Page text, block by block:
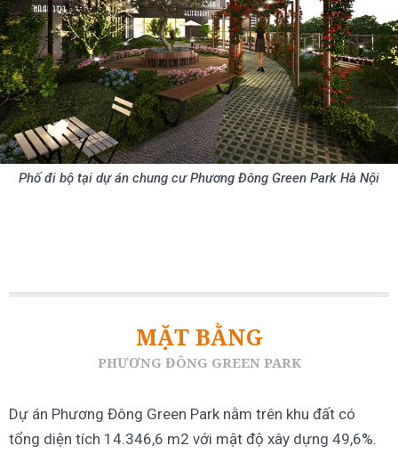
Phố đi bộ tại dự án chung cư Phương Đông Green Park Hà Nội
MẶT BẰNG
PHƯƠNG ĐÔNG GREEN PARK
Dự án Phương Đông Green Park nằm trên khu đất có
tổng diện tích 14.346,6 m2 với mật độ xây dựng 49,6%.